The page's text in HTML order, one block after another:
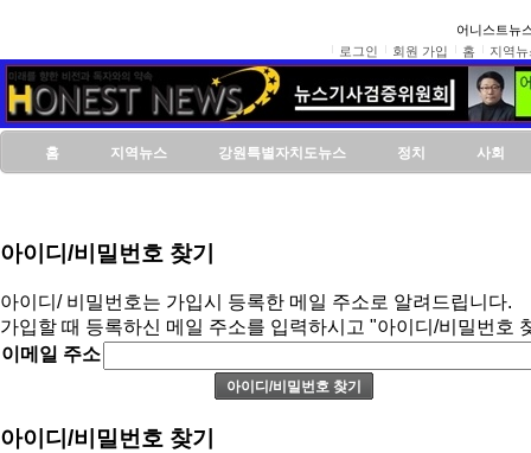
어니스트뉴
로그인
회원 가입 홈 지역뉴
홈 지역뉴스 강원특별자치도뉴스 정치 사회
아이디/비밀번호 찾기
아이디/ 비밀번호는 가입시 등록한 메일 주소로 알려드립니다.
가입할 때 등록하신 메일 주소를 입력하시고 "아이디/비밀번호
이메일 주소
아이디/비밀번호 찾기